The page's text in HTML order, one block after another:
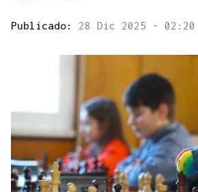
Publicado: 28 Dic 2025 - 02:20